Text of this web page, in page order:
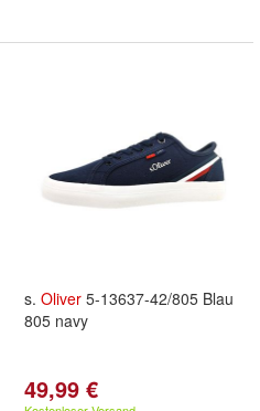
s. Oliver 5-13637-42/805 Blau
805 navy
49,99 €